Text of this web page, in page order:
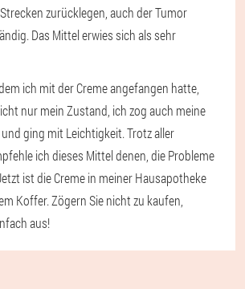
zurücklegen, auch der Tumor
Das Mittel erwies sich als sehr
ich mit der Creme angefangen hatte,
nur mein Zustand, ich zog auch meine
ging mit Leichtigkeit. Trotz aller
ich dieses Mittel denen, die Probleme
ist die Creme in meiner Hausapotheke
Koffer. Zögern Sie nicht zu kaufen,
aus!